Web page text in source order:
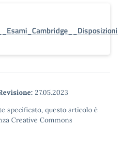
27.05.2023
specificato, questo articolo è
Creative Commons